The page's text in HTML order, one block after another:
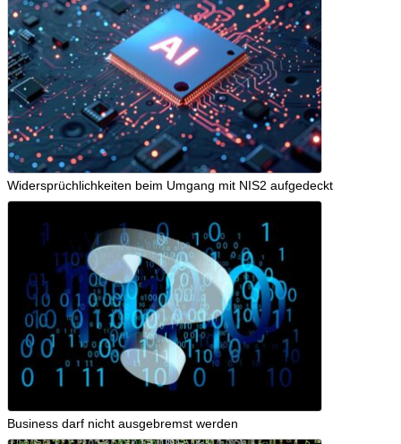
Widersprüchlichkeiten beim Umgang mit NIS2 aufgedeckt
Business darf nicht ausgebremst werden